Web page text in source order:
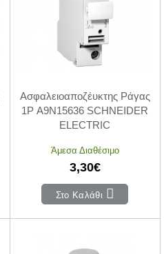
Ασφαλειοαποζέυκτης Ράγας
1P A9N15636 SCHNEIDER
ELECTRIC
Άμεσα Διαθέσιμο
3,30€
Στο Καλάθι